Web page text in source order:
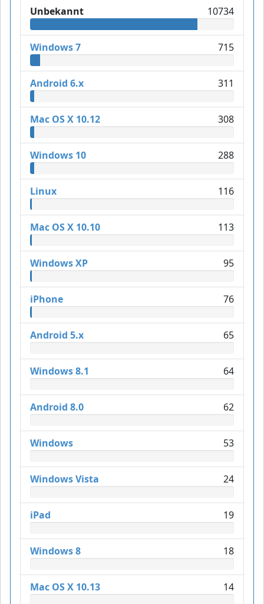
Unbekannt 10734
Windows 7 715
Android 6.x 311
Mac OS X 10.12 308
Windows 10 288
Linux 116
Mac OS X 10.10 113
Windows XP 95
iPhone 76
Android 5.x 65
Windows 8.1 64
Android 8.0 62
Windows 53
Windows Vista 24
iPad 19
Windows 8 18
Mac OS X 10.13 14